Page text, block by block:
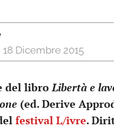
18 Dicembre 2015
del libroLibertà e
(ed. Derive
festival L/ivre.